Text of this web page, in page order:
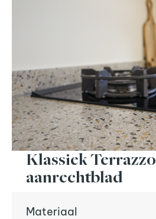
Klassiek Terrazzo
aanrechtblad
Materiaal